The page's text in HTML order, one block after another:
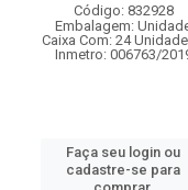
Código: 832928
Embalagem:
Caixa Com: 24
Inmetro: 006763/
Faça seu login ou
cadastre-se para